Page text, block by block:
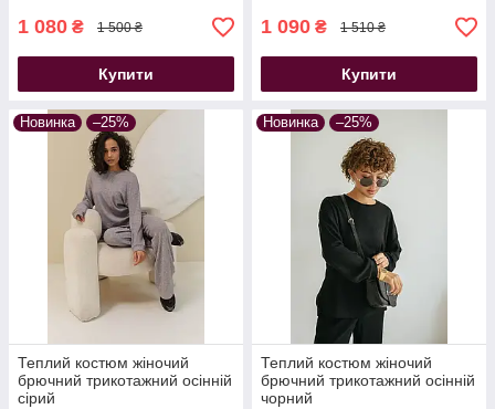
1 080 ₴ 1 500 ₴
Купити
1 090 ₴ 1 510 ₴
Купити
Новинка –25%
Теплий костюм жіночий
брючний трикотажний осінній
сірий
Новинка –25%
Теплий костюм жіночий
брючний трикотажний осінній
чорний